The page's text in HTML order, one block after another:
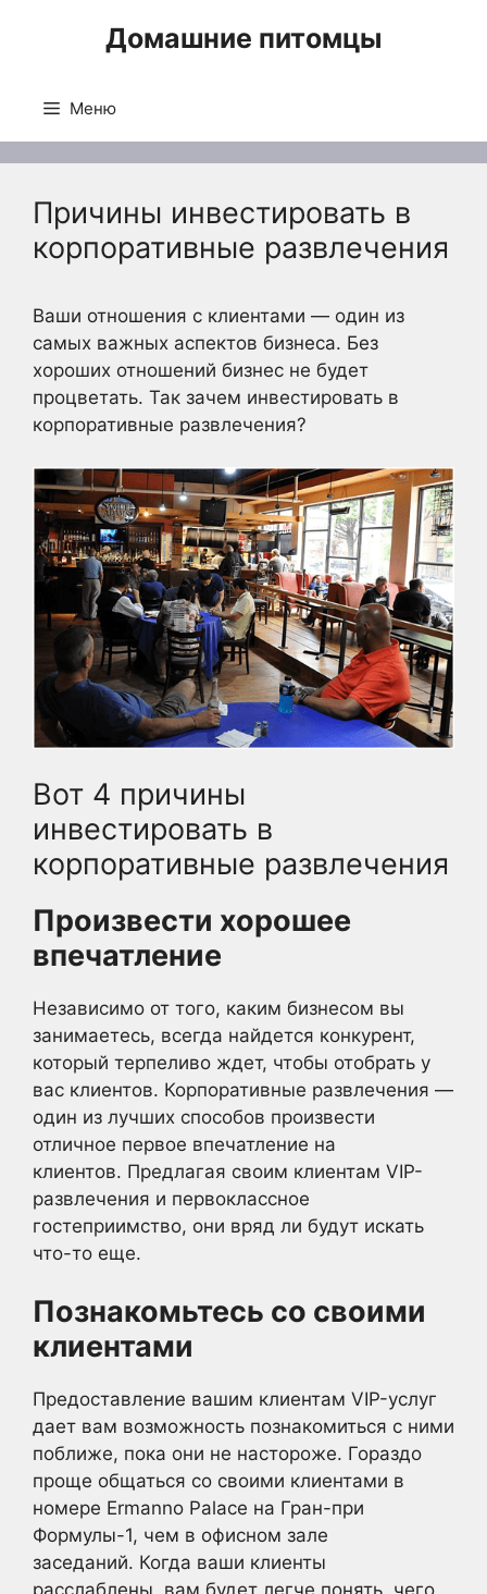
Домашние питомцы
Меню
Причины инвестировать в
корпоративные развлечения
Ваши отношения с клиентами — один из
самых важных аспектов бизнеса. Без
хороших отношений бизнес не будет
процветать. Так зачем инвестировать в
корпоративные развлечения?
Вот 4 причины
инвестировать в
корпоративные развлечения
Произвести хорошее
впечатление
Независимо от того, каким бизнесом вы
занимаетесь, всегда найдется конкурент,
который терпеливо ждет, чтобы отобрать у
вас клиентов. Корпоративные развлечения —
один из лучших способов произвести
отличное первое впечатление на
клиентов. Предлагая своим клиентам VIP-
развлечения и первоклассное
гостеприимство, они вряд ли будут искать
что-то еще.
Познакомьтесь со своими
клиентами
Предоставление вашим клиентам VIP-услуг
дает вам возможность познакомиться с ними
поближе, пока они не настороже. Гораздо
проще общаться со своими клиентами в
номере Ermanno Palace на Гран-при
Формулы-1, чем в офисном зале
заседаний. Когда ваши клиенты